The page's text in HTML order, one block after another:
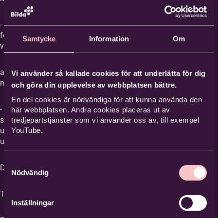
Samtycke Information Om
Vi använder så kallade cookies för att underlätta för dig
och göra din upplevelse av webbplatsen bättre.
En del cookies är nödvändiga för att kunna använda den
här webbplatsen. Andra cookies placeras ut av
tredjepartstjänster som vi använder oss av, till exempel
YouTube.
Nödvändig
Inställningar
c/o adress
Postnummer*
- Att uppmärksamma det faktum att trygghet
för barn och ungdomar som finns inom våra
verksamheter är en
angelägenhet för alla, inte bara för de som
möter barn och unga.
- Att bli medveten om nödvändigheten av att
skapa och/eller förändra rutiner för att
uppnå största möjliga trygghet för barn och
unga.
Datum: 3 oktober
Tider: 9:30-16:00